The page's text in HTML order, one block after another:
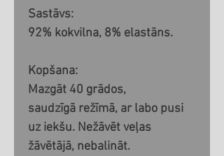
Sastāvs:
92% kokvilna, 8% elastāns.
Kopšana:
Mazgāt 40 grādos,
saudzīgā režīmā, ar labo pusi
uz iekšu. Nežāvēt veļas
žāvētājā, nebalināt.